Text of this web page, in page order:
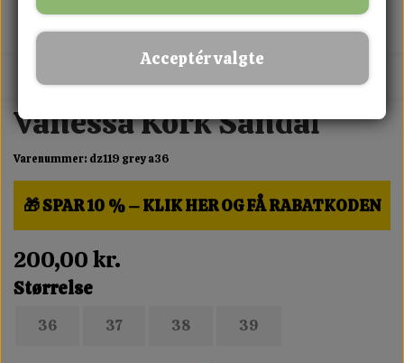
MIX FRIT · KØB 3 BETAL FOR 2
Vanessa Kork Sandal
Varenummer: dz119 grey a36
🎁 SPAR 10 % – KLIK HER OG FÅ RABATKODEN
200,00 kr.
Størrelse
36 37 38 39
Acceptér valgte